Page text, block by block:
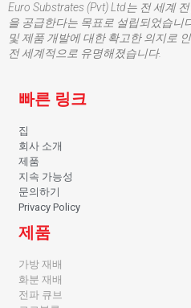
Euro Substrates (Pvt) Ltd는 전 세계
을 공급한다는 목표로 설립되었습니
및 제품 개발에 대한 확고한 의지로
전 세계적으로 유명해졌습니다.
빠른 링크
집
회사 소개
제품
지속 가능성
문의하기
Privacy Policy
제품
가방 재배
화분 재배
전파 큐브